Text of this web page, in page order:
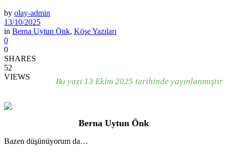
by olay-admin
13/10/2025
in Berna Uytun Önk, Köşe Yazıları
0
0
SHARES
52
VIEWS
Bu yazı 13 Ekim 2025 tarihinde yayınlanmıştır
Berna Uytun Önk
Bazen düşünüyorum da…